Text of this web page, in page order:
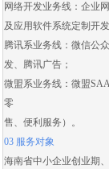
网络开发业务线： 企业
及应用软件系统定制开发
腾讯系业务线：微信公
发、腾讯广告；
微盟系业务线： 微盟
零
售、便利服务）。
03 服务对象
海南省中小企业创业期